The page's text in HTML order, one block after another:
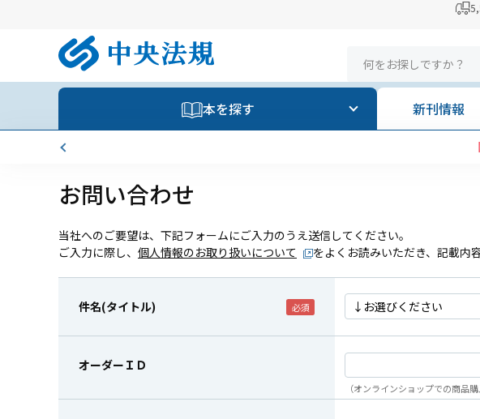
本を探す 新刊情報
お問い合わせ
当社へのご要望は、下記フォームにご入力のうえ送信してください。
ご入力に際し、 個人情報のお取り扱いについて をよくお読みいただき、記載内
件名(タイトル)
オーダーＩＤ
（オンラインショップでの商品